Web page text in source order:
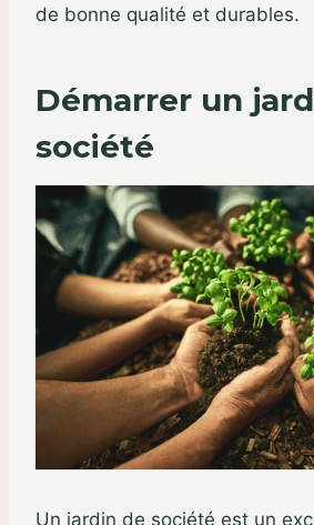
de bonne qualité et durables.
Démarrer un
société
Un jardin de société est un